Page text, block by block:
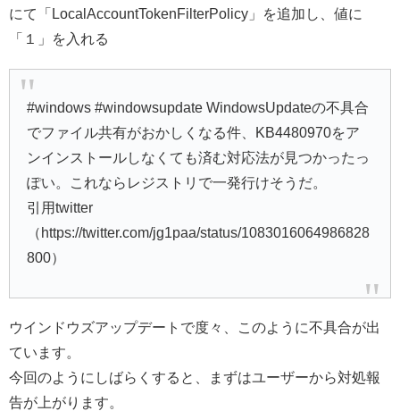
にて「LocalAccountTokenFilterPolicy」を追加し、値に
「１」を入れる
#windows #windowsupdate WindowsUpdateの不具合
でファイル共有がおかしくなる件、KB4480970をア
ンインストールしなくても済む対応法が見つかったっ
ぽい。これならレジストリで一発行けそうだ。
引用twitter
（https://twitter.com/jg1paa/status/1083016064986828
800）
ウインドウズアップデートで度々、このように不具合が出
ています。
今回のようにしばらくすると、まずはユーザーから対処報
告が上がります。